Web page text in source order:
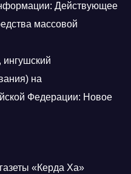
Действующее
массовой
ингушский
на
Федерации: Новое
«Керда Ха»